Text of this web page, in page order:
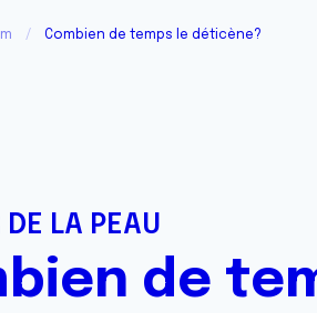
Combien de temps le déticène?
LA PEAU
de